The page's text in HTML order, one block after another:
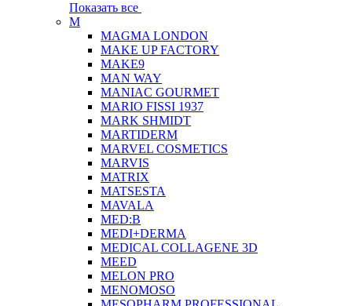
Показать все
M
MAGMA LONDON
MAKE UP FACTORY
MAKE9
MAN WAY
MANIAC GOURMET
MARIO FISSI 1937
MARK SHMIDT
MARTIDERM
MARVEL COSMETICS
MARVIS
MATRIX
MATSESTA
MAVALA
MED:B
MEDI+DERMA
MEDICAL COLLAGENE 3D
MEED
MELON PRO
MENOMOSO